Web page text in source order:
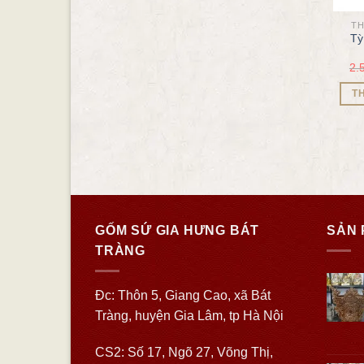
GỐM SỨ GIA HƯNG BÁT
TRÀNG
Đc: Thôn 5, Giang Cao, xã Bát
Tràng, huyện Gia Lâm, tp Hà Nội
CS2: Số 17, Ngõ 27, Võng Thị,
SẢN